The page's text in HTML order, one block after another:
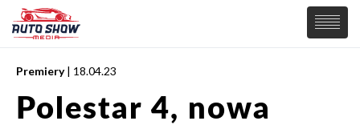
PREMIERY
SAMOCHODY
Premiery | 18.04.23
Polestar 4, nowa